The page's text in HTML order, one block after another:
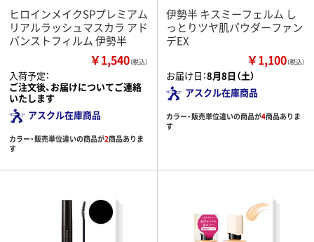
ヒロインメイクSPプレミアム
リアルラッシュマスカラ アド
バンストフィルム 伊勢半
￥1,540（税込）
入荷予定：
ご注文後、お届けについてご連絡
いたします
アスクル在庫商品
カラー・販売単位違いの商品が2商品ありま
す
伊勢半 キスミーフェルム し
っとりツヤ肌パウダーファン
デEX
￥1,100（税込）
お届け日：8月8日（土）
アスクル在庫商品
カラー・販売単位違いの商品が4商品ありま
す